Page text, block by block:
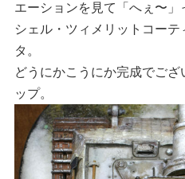
エーションを見て「へぇ〜
シェル・ツィメリットコー
タ。
どうにかこうにか完成でご
ップ。